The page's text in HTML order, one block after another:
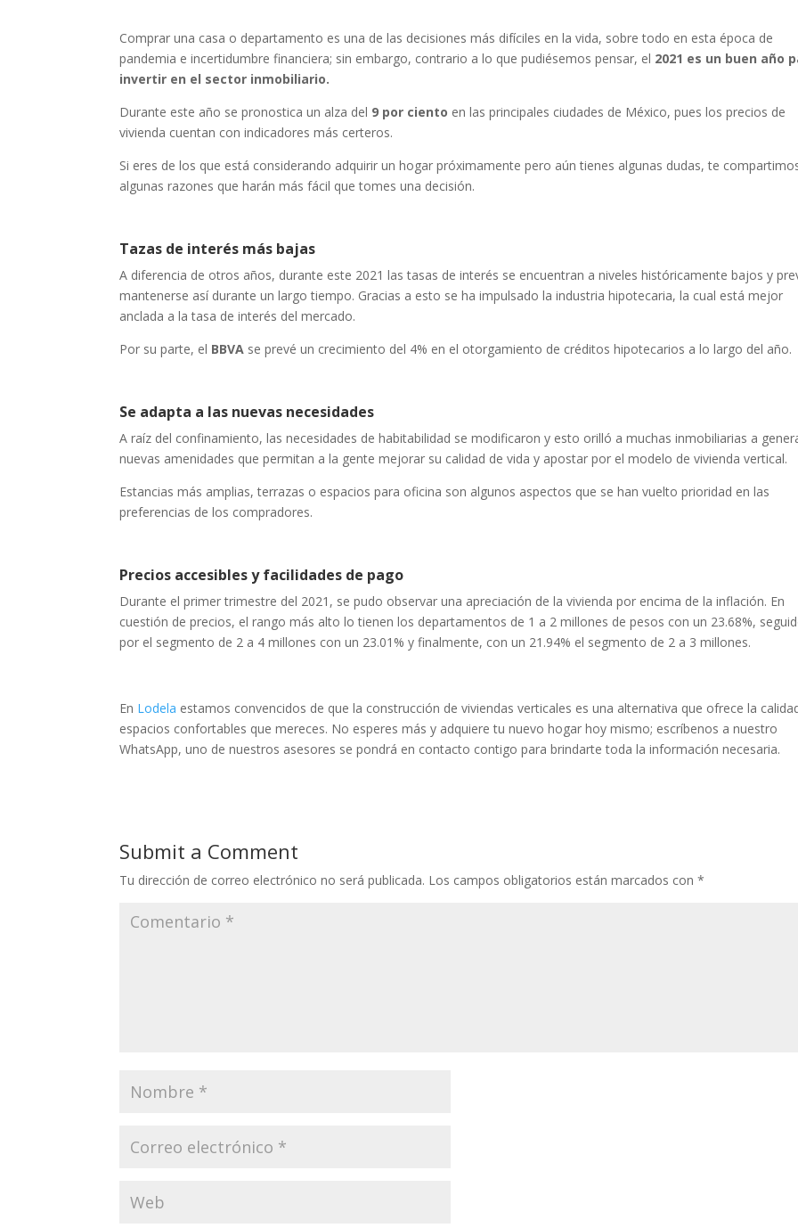
Comprar una casa o departamento es una de las decisiones más difíciles en la vida, sobre todo en esta época de
pandemia e incertidumbre financiera; sin embargo, contrario a lo que pudiésemos pensar, el 2021 es un buen año
invertir en el sector inmobiliario.
Durante este año se pronostica un alza del 9 por ciento en las principales ciudades de México, pues los precios de
vivienda cuentan con indicadores más certeros.
Si eres de los que está considerando adquirir un hogar próximamente pero aún tienes algunas dudas, te
algunas razones que harán más fácil que tomes una decisión.
Tazas de interés más bajas
A diferencia de otros años, durante este 2021 las tasas de interés se encuentran a niveles históricamente bajos y
mantenerse así durante un largo tiempo. Gracias a esto se ha impulsado la industria hipotecaria, la cual está mejor
anclada a la tasa de interés del mercado.
Por su parte, el BBVA se prevé un crecimiento del 4% en el otorgamiento de créditos hipotecarios a lo largo del año.
Se adapta a las nuevas necesidades
A raíz del confinamiento, las necesidades de habitabilidad se modificaron y esto orilló a muchas inmobiliarias a
nuevas amenidades que permitan a la gente mejorar su calidad de vida y apostar por el modelo de vivienda vertical.
Estancias más amplias, terrazas o espacios para oficina son algunos aspectos que se han vuelto prioridad en las
preferencias de los compradores.
Precios accesibles y facilidades de pago
Durante el primer trimestre del 2021, se pudo observar una apreciación de la vivienda por encima de la inflación. En
cuestión de precios, el rango más alto lo tienen los departamentos de 1 a 2 millones de pesos con un 23.68%,
por el segmento de 2 a 4 millones con un 23.01% y finalmente, con un 21.94% el segmento de 2 a 3 millones.
En Lodela estamos convencidos de que la construcción de viviendas verticales es una alternativa que ofrece la
espacios confortables que mereces. No esperes más y adquiere tu nuevo hogar hoy mismo; escríbenos a nuestro
WhatsApp, uno de nuestros asesores se pondrá en contacto contigo para brindarte toda la información necesaria.
Submit a Comment
Tu dirección de correo electrónico no será publicada. Los campos obligatorios están marcados con*